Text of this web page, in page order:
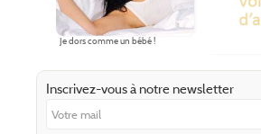
Je dors comme un bébé !
Inscrivez-vous à notre newsletter